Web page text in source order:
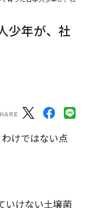
少年が、社
けではない点
いけない土壌菌